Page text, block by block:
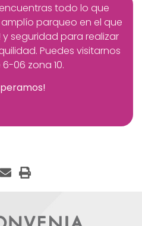
todo lo que
parqueo en el que
y seguridad para realizar
Puedes visitarnos
6-06 zona 10.